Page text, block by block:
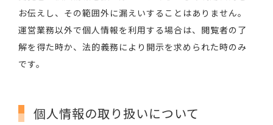
お伝えし、その範囲外に漏えいすることはありません。
運営業務以外で個人情報を利用する場合は、閲覧者の了
解を得た時か、法的義務により開示を求められた時のみ
です。
個人情報の取り扱いについて